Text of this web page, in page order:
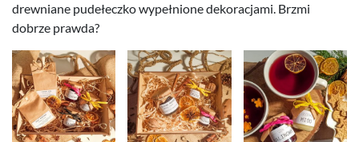
drewniane pudełeczko wypełnione dekoracjami. Brzmi
dobrze prawda?